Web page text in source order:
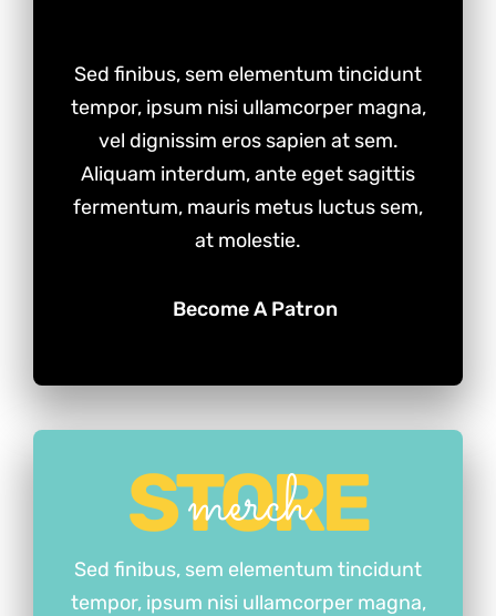
Sed finibus, sem elementum tincidunt
tempor, ipsum nisi ullamcorper magna,
vel dignissim eros sapien at sem.
Aliquam interdum, ante eget sagittis
fermentum, mauris metus luctus sem,
at molestie.
Become A Patron
STORE
merch
Sed finibus, sem elementum tincidunt
tempor, ipsum nisi ullamcorper magna,